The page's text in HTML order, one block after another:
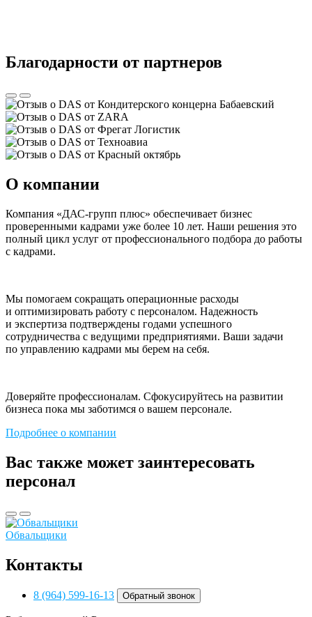
Благодарности от партнеров
О компании
Компания «ДАС-групп плюс» обеспечивает бизнес
проверенными кадрами уже более 10 лет. Наши решения это
полный цикл услуг от профессионального подбора до работы
с кадрами.
Мы помогаем сокращать операционные расходы
и оптимизировать работу с персоналом. Надежность
и экспертиза подтверждены годами успешного
сотрудничества с ведущими предприятиями. Ваши задачи
по управлению кадрами мы берем на себя.
Доверяйте профессионалам. Сфокусируйтесь на развитии
бизнеса пока мы заботимся о вашем персонале.
Подробнее о компании
Вас также может заинтересовать
персонал
Обвальщики
Контакты
8 (964) 599-16-13 Обратный звонок